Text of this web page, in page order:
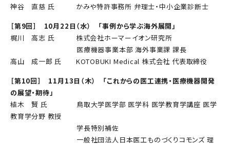
神谷 直慈 氏 かみや特許事務所 弁理士・中小企業診断士
［第9回］ 10月22日（水） 「事例から学ぶ海外展開」
梶川 高志 氏 株式会社ホーマーイオン研究所
医療機器事業本部 海外事業課 課長
高山 成一郎 氏 KOTOBUKI Medical 株式会社 代表取締役
［第10回］ 11月13日（木） 「これからの医工連携・医療機器開発
の展望・期待」
植木 賢 氏 鳥取大学医学部 医学科 医学教育学講座 医学
教育学分野 教授
学長特別補佐
一般社団法人日本医工ものづくりコモンズ 理